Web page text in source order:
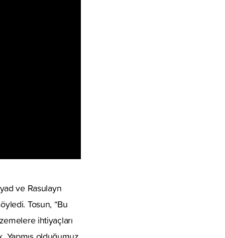
ve Rasulayn
Tosun, “Bu
ihtiyaçları